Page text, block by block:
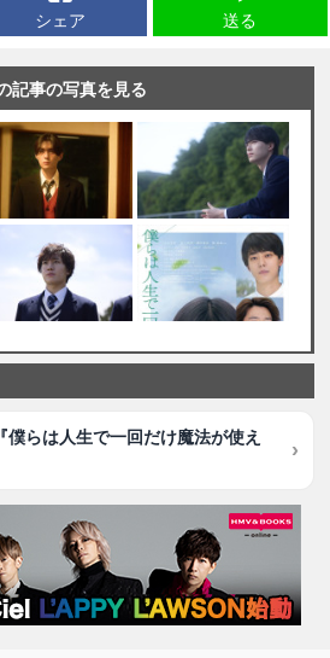
シェア 送る
記事の写真を見る
僕らは人生で一回だけ魔法が使え